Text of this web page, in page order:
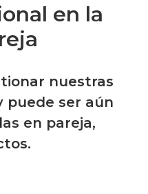
en la
nuestras
puede ser aún
en pareja,